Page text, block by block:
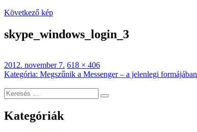
Következő kép
skype_windows_login_3
Közzétéve
2012. november 7. Teljes
méret
618 × 406
Bejegyzés
navigáció
Kategória: Megszűnik a Messenger – a jelenlegi formájában
Keresés
a
következő
kifejezésre:
Keresés
Kategóriák